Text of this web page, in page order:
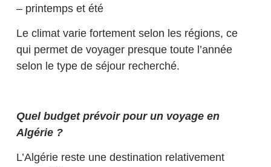
– printemps et été
Le climat varie fortement selon les régions, ce
qui permet de voyager presque toute l’année
selon le type de séjour recherché.
Quel budget prévoir pour un voyage en
Algérie ?
L’Algérie reste une destination relativement